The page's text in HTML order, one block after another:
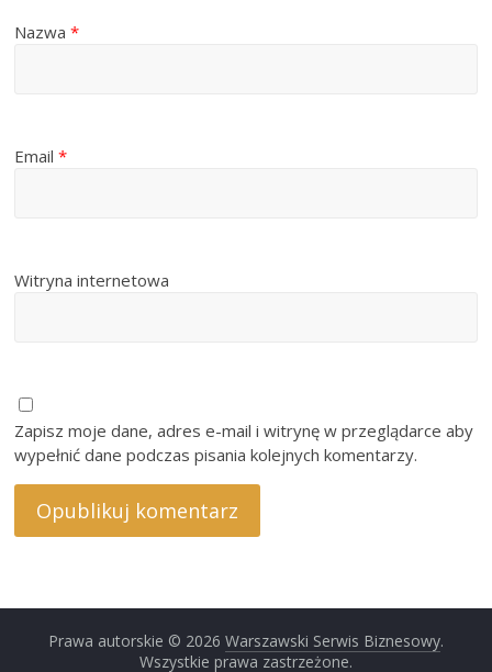
Nazwa*
Email*
Witryna internetowa
Zapisz moje dane, adres e-mail i witrynę w przeglądarce aby
wypełnić dane podczas pisania kolejnych komentarzy.
Prawa autorskie © 2026 Warszawski Serwis Biznesowy.
Wszystkie prawa zastrzeżone.